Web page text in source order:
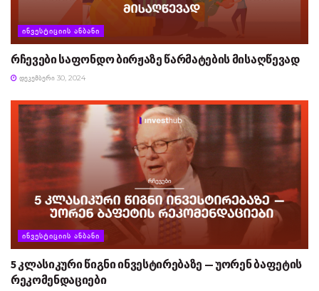
ᲘᲜᲕᲔᲡᲢᲘᲪᲘᲘᲡ ᲐᲜᲑᲐᲜᲘ
რჩევები საფონდო ბირჟაზე წარმატების მისაღწევად
ᲓᲔᲙᲔᲛᲑᲔᲠᲘ 30, 2024
ᲘᲜᲕᲔᲡᲢᲘᲪᲘᲘᲡ ᲐᲜᲑᲐᲜᲘ
5 კლასიკური წიგნი ინვესტირებაზე — უორენ ბაფეტის
რეკომენდაციები